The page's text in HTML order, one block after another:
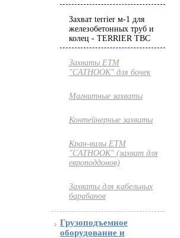
Захват terrier м-1 для
железобетонных труб и
колец - TERRIER TBC
Захваты ETM
"CATHOOK" для бочек
Магнитные захваты
Контейнерные захваты
Кран-вилы ETM
"CATHOOK" (захват для
европоддонов)
Захваты для кабельных
барабанов
Грузоподъемное
оборудование и